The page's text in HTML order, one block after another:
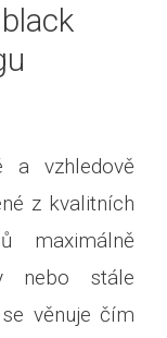
a vzhledově
z kvalitních
maximálně
nebo stále
věnuje čím